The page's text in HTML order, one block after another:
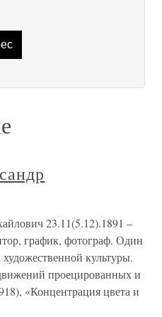
23.11(5.12).1891 –
график, фотограф. Один
культуры.
проецированных и
«Концентрация цвета и